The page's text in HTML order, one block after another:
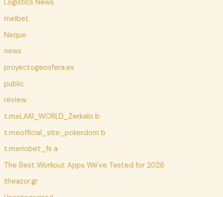
Logistics News
melbet
Neque
news
proyectogeosfera.es
public
review
t.meLAKI_WORLD_Zerkalo b
t.meofficial_site_pokerdom b
t.meriobet_fs a
The Best Workout Apps We've Tested for 2026
theazor.gr